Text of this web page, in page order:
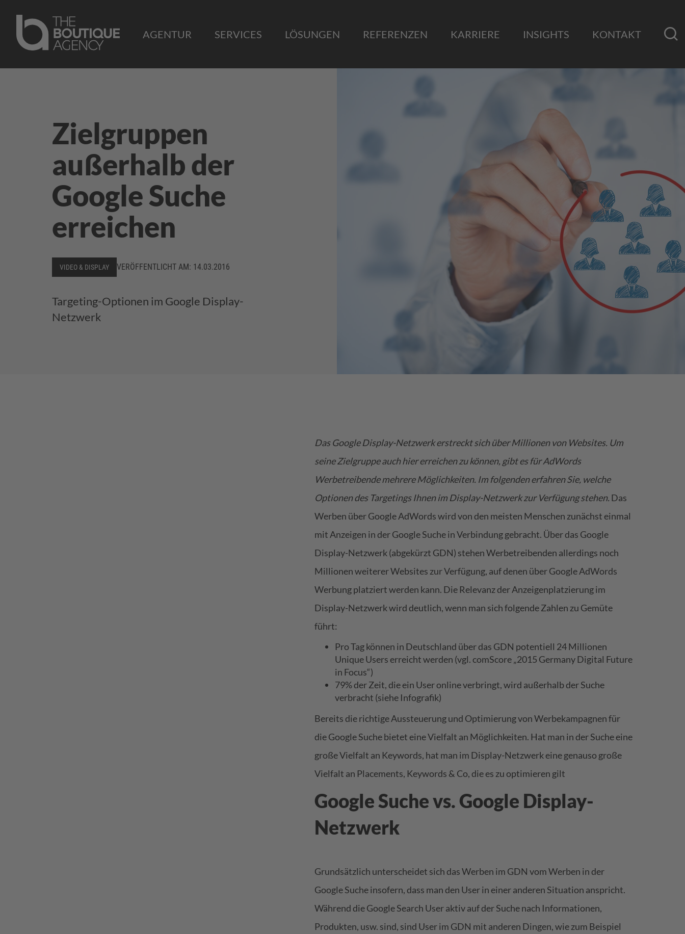
AGENTUR SERVICES LÖSUNGEN REFERENZEN KARRIERE INSIGHTS KONTAKT
Zielgruppen
außerhalb der
Google Suche
erreichen
VIDEO & DISPLAY VERÖFFENTLICHT AM: 14.03.2016
Targeting-Optionen im Google Display-
Netzwerk
Das Google Display-Netzwerk erstreckt sich über Millionen von Websites. Um
seine Zielgruppe auch hier erreichen zu können, gibt es für AdWords
Werbetreibende mehrere Möglichkeiten. Im folgenden erfahren Sie, welche
Optionen des Targetings Ihnen im Display-Netzwerk zur Verfügung stehen. Das
Werben über Google AdWords wird von den meisten Menschen zunächst einmal
mit Anzeigen in der Google Suche in Verbindung gebracht. Über das Google
Display-Netzwerk(abgekürzt GDN) stehen Werbetreibenden allerdings noch
Millionen weiterer Websites zur Verfügung, auf denen über Google AdWords
Werbung platziert werden kann. Die Relevanz der Anzeigenplatzierung im
Display-Netzwerk wird deutlich, wenn man sich folgende Zahlen zu Gemüte
führt:
Pro Tag können in Deutschland über das GDN potentiell 24 Millionen
Unique Users erreicht werden (vgl. comScore„2015 Germany Digital Future
in Focus“)
79% der Zeit, die ein User online verbringt, wird außerhalb der Suche
verbracht (siehe Infografik)
Bereits die richtige Aussteuerung und Optimierung von Werbekampagnen für
die Google Suche bietet eine Vielfalt an Möglichkeiten. Hat man in der Suche eine
große Vielfalt an Keywords, hat man im Display-Netzwerk eine genauso große
Vielfalt an Placements, Keywords & Co, die es zu optimieren gilt
Google Suche vs. Google Display-
Netzwerk
Grundsätzlich unterscheidet sich das Werben im GDN vom Werben in der
Google Suche insofern, dass man den User in einer anderen Situation anspricht.
Während die Google Search User aktiv auf der Suche nach Informationen,
Produkten, usw. sind, sind User im GDN mit anderen Dingen, wie zum Beispiel